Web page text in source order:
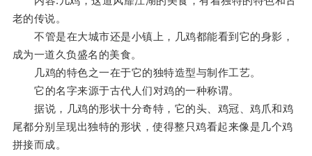
老的传说。
不管是在大城市还是小镇上，几鸡都能看到它的身影，
成为一道久负盛名的美食。
几鸡的特色之一在于它的独特造型与制作工艺。
它的名字来源于古代人们对鸡的一种称谓。
据说，几鸡的形状十分奇特，它的头、鸡冠、鸡爪和鸡
尾都分别呈现出独特的形状，使得整只鸡看起来像是几个鸡
拼接而成。